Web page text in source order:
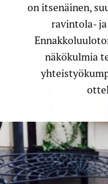
on itsenäinen,
ravintola- ja
näkökulmia